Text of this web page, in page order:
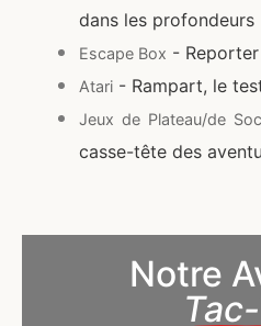
dans les profondeurs
Escape Box - Reporter
Atari - Rampart, le
Jeux de Plateau/de
casse-tête des
Notre